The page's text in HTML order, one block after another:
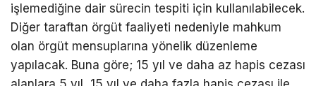
işlemediğine dair sürecin tespiti için kullanılabilecek.
Diğer taraftan örgüt faaliyeti nedeniyle mahkum
olan örgüt mensuplarına yönelik düzenleme
yapılacak. Buna göre; 15 yıl ve daha az hapis cezası